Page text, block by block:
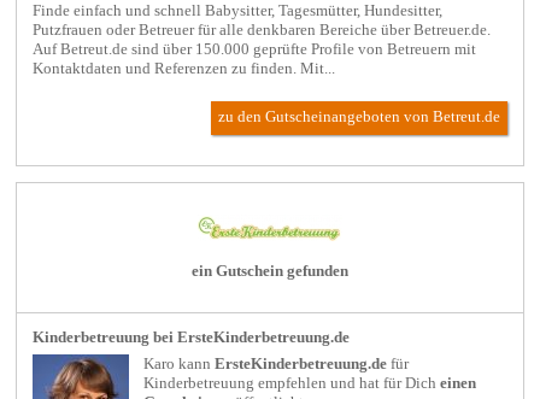
Finde einfach und schnell Babysitter, Tagesmütter, Hundesitter,
Putzfrauen oder Betreuer für alle denkbaren Bereiche über Betreuer.de.
Auf Betreut.de sind über 150.000 geprüfte Profile von Betreuern mit
Kontaktdaten und Referenzen zu finden. Mit...
zu den Gutscheinangeboten von Betreut.de
ein Gutschein gefunden
Kinderbetreuung bei ErsteKinderbetreuung.de
Karo kannErsteKinderbetreuung.de für
Kinderbetreuung empfehlen und hat für Dicheinen